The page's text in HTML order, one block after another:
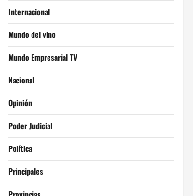
Internacional
Mundo del vino
Mundo Empresarial TV
Nacional
Opinión
Poder Judicial
Política
Principales